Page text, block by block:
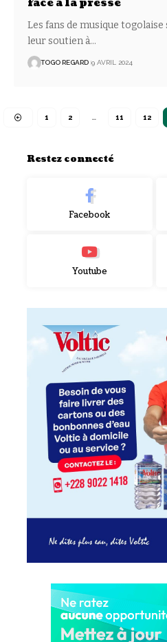
face à la presse
Les fans de musique
leur soutien à…
TOGO REGARD 9 AVRIL 2024
1 2 … 11 12
Restez connecté
Facebook
Youtube